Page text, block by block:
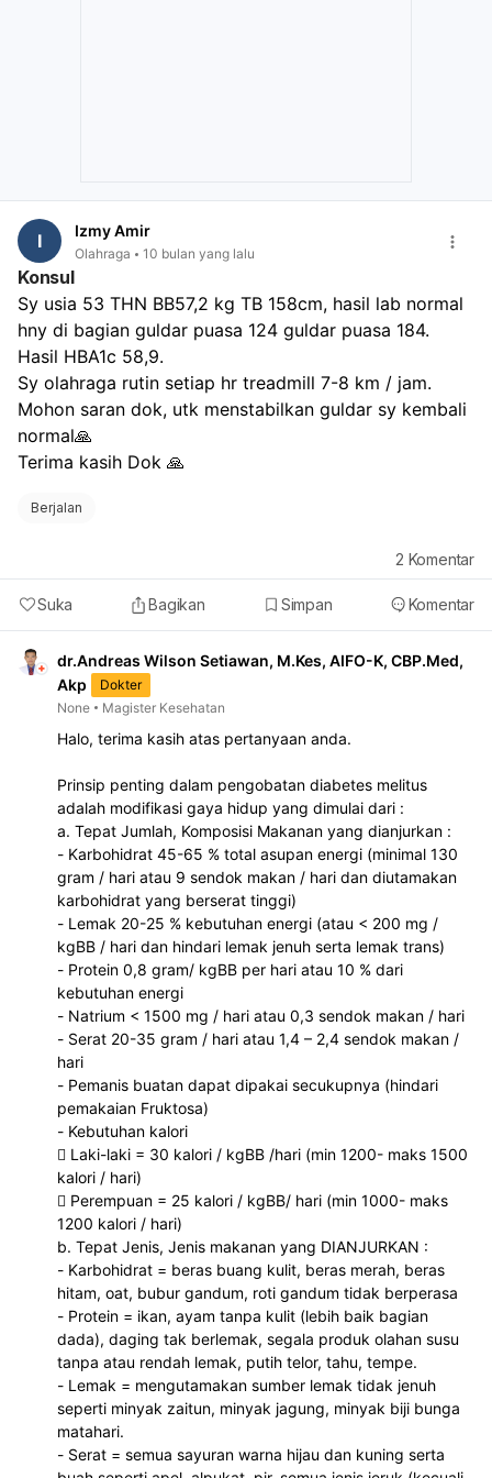
buah, protein), membuat jadwal makan teratur, serta
mengelola stres dan memastikan tidur yang cukup.
adalah kunci.
I Izmy Amir
Olahraga 10 bulan yang lalu
Konsul
Sy usia 53 THN BB57,2 kg TB 158cm, hasil lab normal
hny di bagian guldar puasa 124 guldar puasa 184.
Hasil HBA1c 58,9.
Sy olahraga rutin setiap hr treadmill 7-8 km / jam.
Mohon saran dok, utk menstabilkan guldar sy kembali
normal🙏
Terima kasih Dok 🙏
Berjalan
Suka Bagikan Simpan Komentar
2 Komentar
dr.Andreas Wilson Setiawan, M.Kes, AIFO-K, CBP.Med,
Akp
Dokter
None
Magister Kesehatan
Halo, terima kasih atas pertanyaan anda.
Prinsip penting dalam pengobatan diabetes melitus
adalah modifikasi gaya hidup yang dimulai dari :
a. Tepat Jumlah, Komposisi Makanan yang dianjurkan :
- Karbohidrat 45-65 % total asupan energi (minimal 130
gram / hari atau 9 sendok makan / hari dan diutamakan
karbohidrat yang berserat tinggi)
- Lemak 20-25 % kebutuhan energi (atau < 200 mg /
kgBB / hari dan hindari lemak jenuh serta lemak trans)
- Protein 0,8 gram/ kgBB per hari atau 10 % dari
kebutuhan energi
- Natrium < 1500 mg / hari atau 0,3 sendok makan / hari
- Serat 20-35 gram / hari atau 1,4 – 2,4 sendok makan /
hari
- Pemanis buatan dapat dipakai secukupnya (hindari
pemakaian Fruktosa)
- Kebutuhan kalori
 Laki-laki = 30 kalori / kgBB /hari (min 1200- maks 1500
kalori / hari)
 Perempuan = 25 kalori / kgBB/ hari (min 1000- maks
1200 kalori / hari)
b. Tepat Jenis, Jenis makanan yang DIANJURKAN :
- Karbohidrat = beras buang kulit, beras merah, beras
hitam, oat, bubur gandum, roti gandum tidak berperasa
- Protein = ikan, ayam tanpa kulit (lebih baik bagian
dada), daging tak berlemak, segala produk olahan susu
tanpa atau rendah lemak, putih telor, tahu, tempe.
- Lemak = mengutamakan sumber lemak tidak jenuh
seperti minyak zaitun, minyak jagung, minyak biji bunga
matahari.
- Serat = semua sayuran warna hijau dan kuning serta